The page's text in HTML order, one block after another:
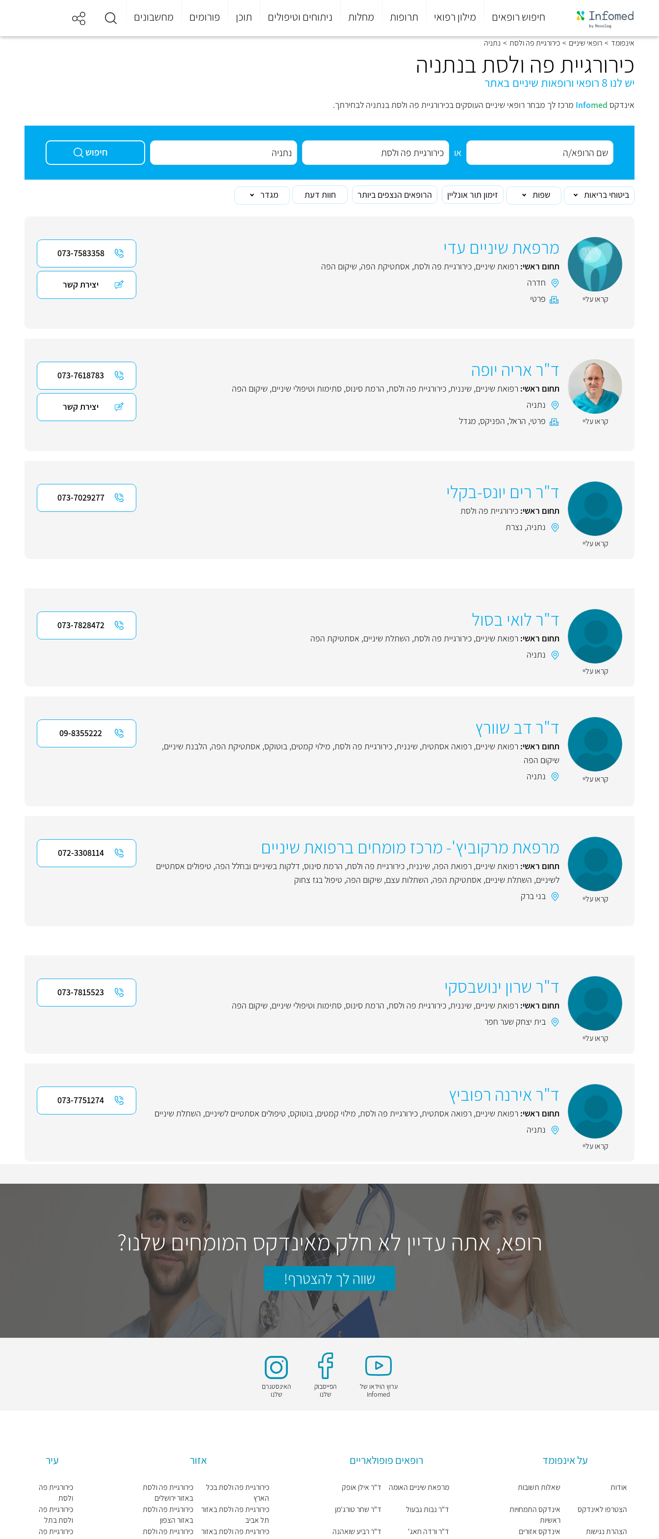
חיפוש רופאים מילון רפואי תרופות מחלות ניתוחים וטיפולים תוכן פורומים מחשבונים
סוף
התפריט
אינפומד > רופאי שיניים > כירורגיית פה ולסת > נתניה
כירורגיית פה ולסת בנתניה
יש לנו 8 רופאי ורופאות שיניים באתר
אינדקס Infomed מרכז לך מבחר רופאי שיניים העוסקים בכירורגיית פה ולסת בנתניה לבחירתך.
או חיפוש
ביטוחי בריאות שפות זימון תור אונליין הרופאים הנצפים ביותר חוות דעת מגדר
קראו עליי
מרפאת שיניים עדי
תחום ראשי: רפואת שיניים, כירורגיית פה ולסת, אסתטיקת הפה, שיקום הפה
חדרה
פרטי
073-7583358
יצירת קשר
קראו עליי
ד"ר אריה יופה
תחום ראשי: רפואת שיניים, שיננית, כירורגיית פה ולסת, הרמת סינוס, סתימות וטיפולי שיניים, שיקום הפה
נתניה
פרטי, הראל, הפניקס, מגדל
073-7618783
יצירת קשר
קראו עליי
ד"ר רים יונס-בקלי
תחום ראשי: כירורגיית פה ולסת
נתניה, נצרת
073-7029277
קראו עליי
ד"ר לואי בסול
תחום ראשי: רפואת שיניים, כירורגיית פה ולסת, השתלת שיניים, אסתטיקת הפה
נתניה
073-7828472
קראו עליי
ד"ר דב שוורץ
תחום ראשי: רפואת שיניים, רפואה אסתטית, שיננית, כירורגיית פה ולסת, מילוי קמטים, בוטוקס, אסתטיקת הפה, הלבנת שיניים,
שיקום הפה
נתניה
09-8355222
קראו עליי
מרפאת מרקוביץ'- מרכז מומחים ברפואת שיניים
תחום ראשי: רפואת שיניים, רפואת הפה, שיננית, כירורגיית פה ולסת, הרמת סינוס, דלקות בשיניים ובחלל הפה, טיפולים אסתטיים
לשיניים, השתלת שיניים, אסתטיקת הפה, השתלות עצם, שיקום הפה, טיפול בגז צחוק
בני ברק
072-3308114
קראו עליי
ד"ר שרון ינושבסקי
תחום ראשי: רפואת שיניים, שיננית, כירורגיית פה ולסת, הרמת סינוס, סתימות וטיפולי שיניים, שיקום הפה
בית יצחק שער חפר
073-7815523
קראו עליי
ד"ר אירנה רפוביץ
תחום ראשי: רפואת שיניים, רפואה אסתטית, כירורגיית פה ולסת, מילוי קמטים, בוטוקס, טיפולים אסתטיים לשיניים, השתלת שיניים
נתניה
073-7751274
רופא, אתה עדיין לא חלק מאינדקס המומחים שלנו?
שווה לך להצטרף!
ערוץ הוידאו של
Infomed
הפייסבוק
שלנו
האינסטגרם
שלנו
על אינפומד
אודות
הצטרפו לאינדקס
הצהרת נגישות
שאלות תשובות
אינדקס התמחויות
ראשיות
אינדקס אזורים
רופאים פופולאריים
מרפאת שיניים האומה
ד"ר נבות גבעול
ד"ר ורדה חאג'
ד"ר אילן אופק
ד"ר שחר טורג'מן
ד"ר רביע שואהנה
אזור
כירורגיית פה ולסת בכל
הארץ
כירורגיית פה ולסת באזור
תל אביב
כירורגיית פה ולסת באזור
כירורגיית פה ולסת
באזור ירושלים
כירורגיית פה ולסת
באזור הצפון
כירורגיית פה ולסת
עיר
כירורגיית פה
ולסת
בירושלים
כירורגיית פה
ולסת בתל
אביב יפו
כירורגיית פה